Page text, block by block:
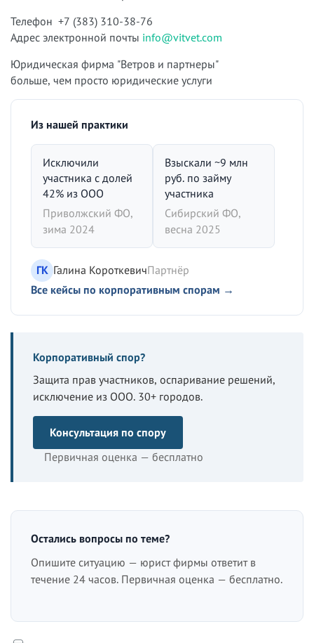
Телефон +7 (383) 310-38-76
Адрес электронной почты info@vitvet.com
Юридическая фирма "Ветров и партнеры"
больше, чем просто юридические услуги
Из нашей практики
Исключили
участника с долей
42% из ООО
Приволжский ФО,
зима 2024
Взыскали ~9 млн
руб. по займу
участника
Сибирский ФО,
весна 2025
ГК Галина КороткевичПартнёр
Все кейсы по корпоративным спорам →
Корпоративный спор?
Защита прав участников, оспаривание решений,
исключение из ООО. 30+ городов.
Консультация по спору
Первичная оценка — бесплатно
Остались вопросы по теме?
Опишите ситуацию — юрист фирмы ответит в
течение 24 часов. Первичная оценка — бесплатно.